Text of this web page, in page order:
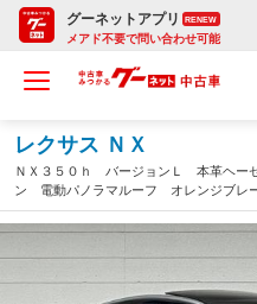
グーネットアプリ RENEW
メアド不要で問い合わせ可能
レクサス ＮＸ
ＮＸ３５０ｈ バージョンＬ 本革ヘー
ン 電動パノラマルーフ オレンジブレ
インナーミラー 後席電動リクライニン
ン＆ヒーター レクサスチームメイト